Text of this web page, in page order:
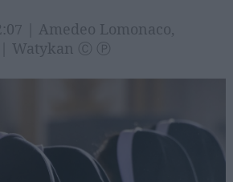
| Amedeo Lomonaco,
| Watykan Ⓒ Ⓟ